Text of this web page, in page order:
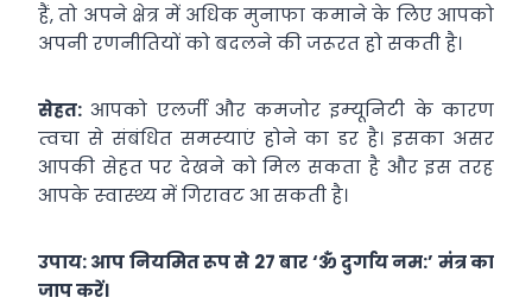
हैं, तो अपने क्षेत्र में अधिक मुनाफा कमाने के लिए आपको
अपनी रणनीतियों को बदलने की जरूरत हो सकती है।
सेहत: आपको एलर्जी और कमजोर इम्‍यूनिटी के कारण
त्‍वचा से संबंधित समस्‍याएं होने का डर है। इसका असर
आपकी सेहत पर देखने को मिल सकता है और इस तरह
आपके स्‍वास्‍थ्‍य में गिरावट आ सकती है।
उपाय: आप नियमित रूप से 27 बार ‘ॐ दुर्गाय नम:’ मंत्र का
जाप करें।